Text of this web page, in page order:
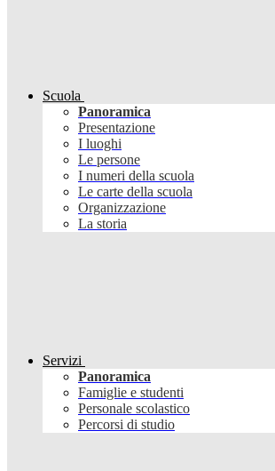
Scuola
Panoramica
Presentazione
I luoghi
Le persone
I numeri della scuola
Le carte della scuola
Organizzazione
La storia
Servizi
Panoramica
Famiglie e studenti
Personale scolastico
Percorsi di studio